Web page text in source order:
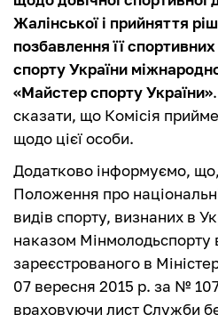
Жалінської і прийняття
позбавлення її
спорту України
«Майстер спорту України»
сказати, що Комісія
щодо цієї особи.
Додатково інформуємо, що,
Положення про
видів спорту, визнаних в
наказом Мінмолодьспорту
зареєстрованого в
07 вересня 2015 р. за №
враховуючи лист Служби